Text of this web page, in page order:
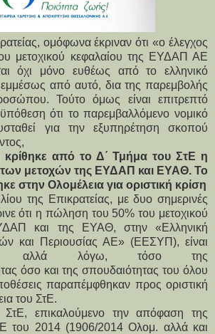
ομόφωνα έκριναν ότι «ο έλεγχος
μετοχικού κεφαλαίου της ΕΥΔΑΠ ΑΕ
όχι μόνο ευθέως από το ελληνικό
από αυτό, δια της παρεμβολής
Τούτο όμως είναι επιτρεπτό
ότι το παρεμβαλλόμενο νομικό
για την εξυπηρέτηση σκοπού
κρίθηκε από το Δ΄ Τμήμα του ΣτΕ η
μετοχών της ΕΥΔΑΠ και ΕΥΑΘ. Το
στην Ολομέλεια για οριστική κρίση
της Επικρατείας, με δυο σημερινές
ότι η πώληση του 50% του μετοχικού
και της ΕΥΑΘ, στην «Ελληνική
και Περιουσίας ΑΕ» (ΕΕΣΥΠ), είναι
αλλά λόγω, τόσο της
όσο και της σπουδαιότητας του όλου
παραπέμφθηκαν προς οριστική
του ΣτΕ.
επικαλούμενο την απόφαση της
του 2014 (1906/2014 Ολομ. αλλά και